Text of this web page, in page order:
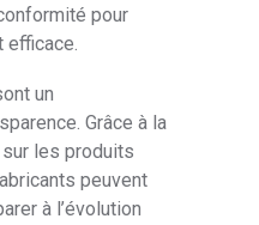
pour
efficace.
un
Grâce à la
les produits
peuvent
à l’évolution